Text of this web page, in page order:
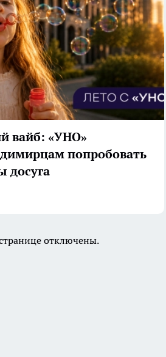
вайб: «УНО»
попробовать
досуга
отключены.